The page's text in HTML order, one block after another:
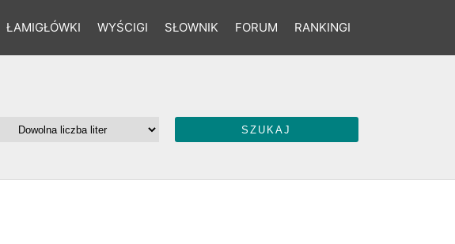
ŁAMIGŁÓWKI WYŚCIGI SŁOWNIK FORUM RANKINGI